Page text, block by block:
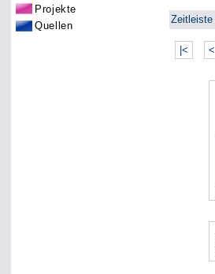
Projekte
Quellen
Zeitleiste
|< <